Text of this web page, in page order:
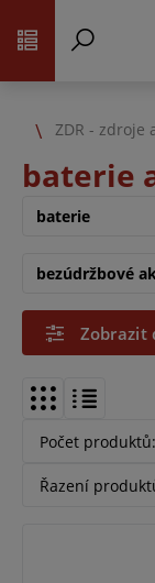
ZDR - zdroje
baterie
baterie
bezúdržbové
Zobrazit
Počet produktů:
Řazení